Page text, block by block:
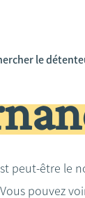
le
peut-être le
pouvez